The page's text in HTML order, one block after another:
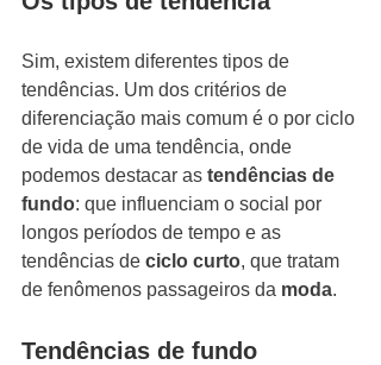
Sim, existem diferentes tipos de
tendências. Um dos critérios de
diferenciação mais comum é o por ciclo
de vida de uma tendência, onde
podemos destacar as tendências de
fundo: que influenciam o social por
longos períodos de tempo e as
tendências de ciclo curto, que tratam
de fenômenos passageiros da moda.
Tendências de fundo